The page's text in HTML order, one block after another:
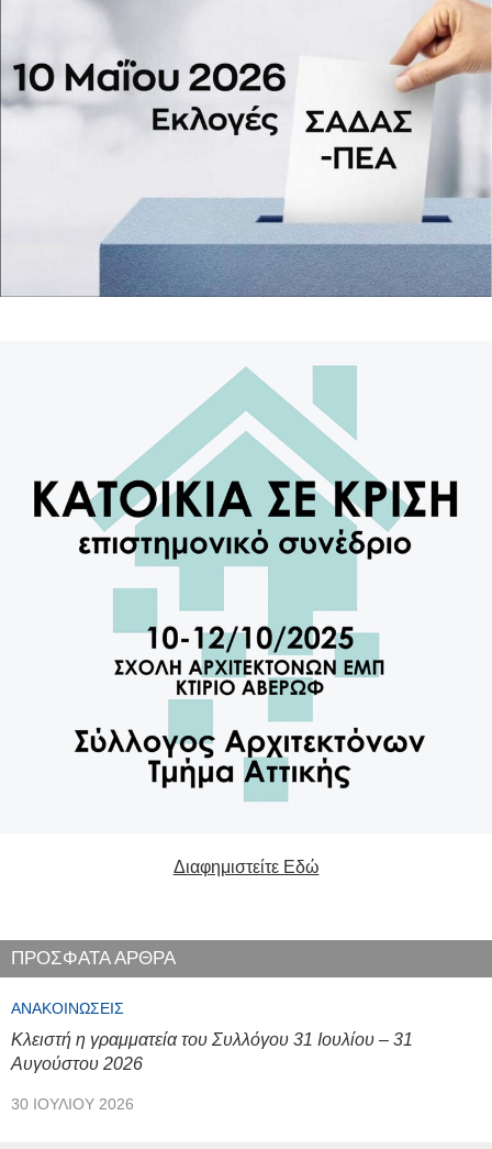
Διαφημιστείτε Εδώ
ΠΡΟΣΦΑΤΑ ΑΡΘΡΑ
ΑΝΑΚΟΙΝΏΣΕΙΣ
Κλειστή η γραμματεία του Συλλόγου 31 Ιουλίου – 31
Αυγούστου 2026
30 ΙΟΥΛΊΟΥ 2026